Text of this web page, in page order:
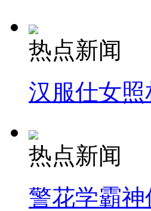
热点新闻
汉服仕女
热点新闻
警花学霸